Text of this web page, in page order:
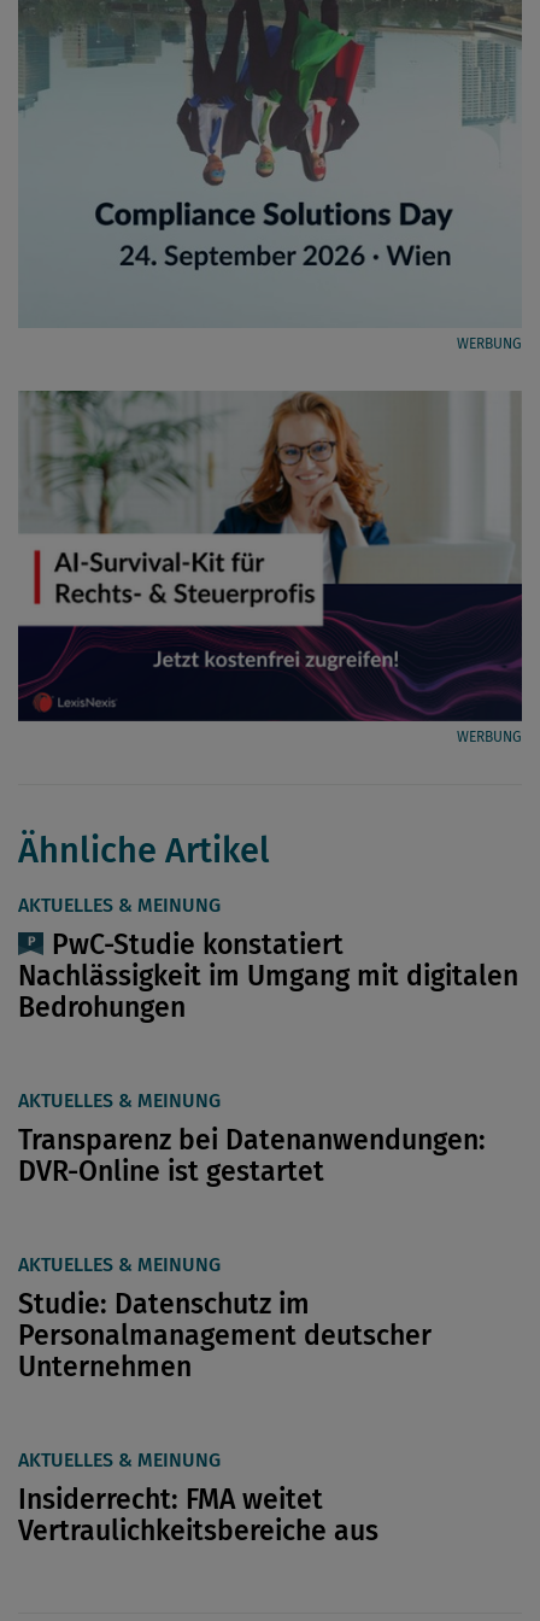
WERBUNG
WERBUNG
Ähnliche Artikel
AKTUELLES & MEINUNG
PwC-Studie konstatiert
Nachlässigkeit im Umgang mit digitalen
Bedrohungen
AKTUELLES & MEINUNG
Transparenz bei Datenanwendungen:
DVR-Online ist gestartet
AKTUELLES & MEINUNG
Studie: Datenschutz im
Personalmanagement deutscher
Unternehmen
AKTUELLES & MEINUNG
Insiderrecht: FMA weitet
Vertraulichkeitsbereiche aus